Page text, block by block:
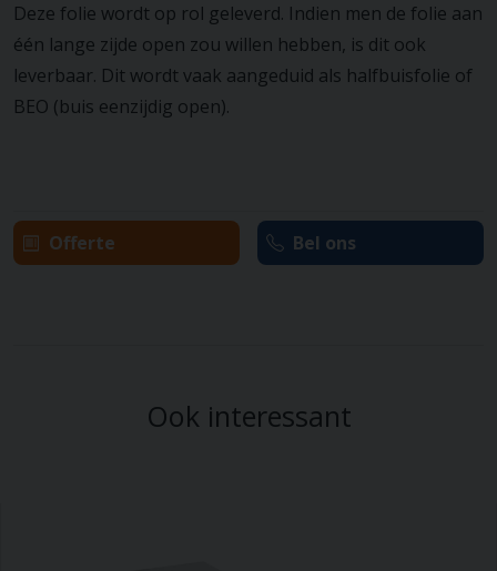
Deze folie wordt op rol geleverd. Indien men de folie aan
één lange zijde open zou willen hebben, is dit ook
leverbaar. Dit wordt vaak aangeduid als halfbuisfolie of
BEO (buis eenzijdig open).
Offerte Bel ons
Ook interessant